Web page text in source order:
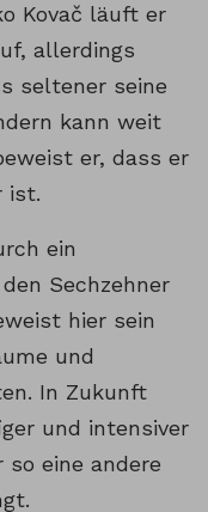
Kovač läuft er
allerdings
seltener seine
kann weit
er, dass er
ist.
ein
Sechzehner
hier sein
und
In Zukunft
und intensiver
eine andere